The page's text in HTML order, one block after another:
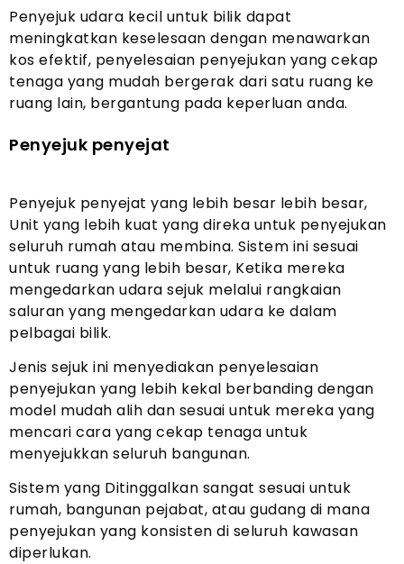
Penyejuk udara kecil untuk bilik dapat
meningkatkan keselesaan dengan menawarkan
kos efektif, penyelesaian penyejukan yang cekap
tenaga yang mudah bergerak dari satu ruang ke
ruang lain, bergantung pada keperluan anda.
Penyejuk penyejat
Penyejuk penyejat yang lebih besar lebih besar,
Unit yang lebih kuat yang direka untuk penyejukan
seluruh rumah atau membina. Sistem ini sesuai
untuk ruang yang lebih besar, Ketika mereka
mengedarkan udara sejuk melalui rangkaian
saluran yang mengedarkan udara ke dalam
pelbagai bilik.
Jenis sejuk ini menyediakan penyelesaian
penyejukan yang lebih kekal berbanding dengan
model mudah alih dan sesuai untuk mereka yang
mencari cara yang cekap tenaga untuk
menyejukkan seluruh bangunan.
Sistem yang Ditinggalkan sangat sesuai untuk
rumah, bangunan pejabat, atau gudang di mana
penyejukan yang konsisten di seluruh kawasan
diperlukan.